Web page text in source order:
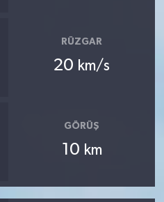
RÜZGAR
20 km/s
GÖRÜŞ
10 km